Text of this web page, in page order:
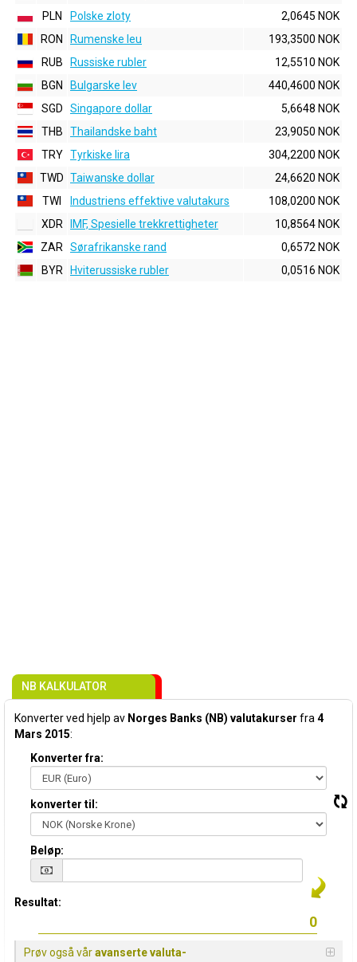
PLN
Polske zloty
2,0645 NOK
RON
Rumenske leu
193,3500 NOK
RUB
Russiske rubler
12,5510 NOK
BGN
Bulgarske lev
440,4600 NOK
SGD
Singapore dollar
5,6648 NOK
THB
Thailandske baht
23,9050 NOK
TRY Tyrkiske lira
304,2200 NOK
TWD Taiwanske dollar
24,6620 NOK
TWI
Industriens effektive valutakurs
108,0200 NOK
XDR
IMF, Spesielle trekkrettigheter
10,8564 NOK
ZAR
Sørafrikanske rand
0,6572 NOK
BYR
Hviterussiske rubler 0,0516 NOK
NB KALKULATOR
Konverter ved hjelp av Norges Banks (NB) valutakurser fra 4
Mars 2015:
Konverter fra:
konverter til:
Beløp:
Resultat:
Prøv også våravanserte valuta-